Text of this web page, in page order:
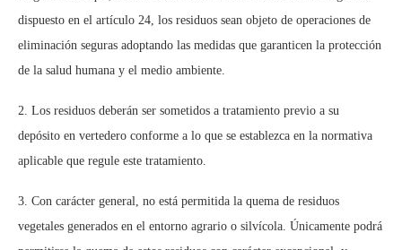
dispuesto en el artículo 24, los residuos sean objeto de operaciones de
eliminación seguras adoptando las medidas que garanticen la protección
de la salud humana y el medio ambiente.
2. Los residuos deberán ser sometidos a tratamiento previo a su
depósito en vertedero conforme a lo que se establezca en la normativa
aplicable que regule este tratamiento.
3. Con carácter general, no está permitida la quema de residuos
vegetales generados en el entorno agrario o silvícola. Únicamente podrá